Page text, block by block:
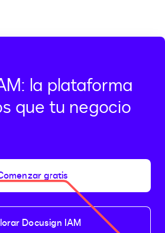
la plataforma
que tu negocio
gratis
Docusign IAM